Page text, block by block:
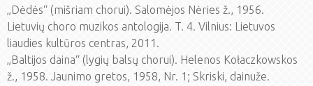
„Dėdės“ (mišriam chorui). Salomėjos Nėries ž., 1956.
Lietuvių choro muzikos antologija. T. 4. Vilnius: Lietuvos
liaudies kultūros centras, 2011.
„Baltijos daina“ (lygių balsų chorui). Helenos Kołaczkowskos
ž., 1958. Jaunimo gretos, 1958, Nr. 1; Skriski, dainuže.